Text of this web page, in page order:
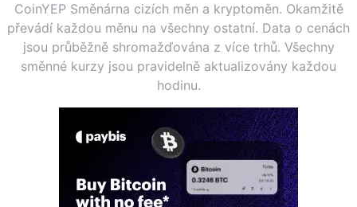
CoinYEP Směnárna cizích měn a kryptoměn. Okamžitě
převádí každou měnu na všechny ostatní. Data o cenách
jsou průběžně shromažďována z více trhů. Všechny
směnné kurzy jsou pravidelně aktualizovány každou
hodinu.